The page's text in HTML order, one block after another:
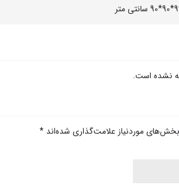
متر
نشده است.
بخش‌های موردنیاز علامت‌گذاری شده‌اند *